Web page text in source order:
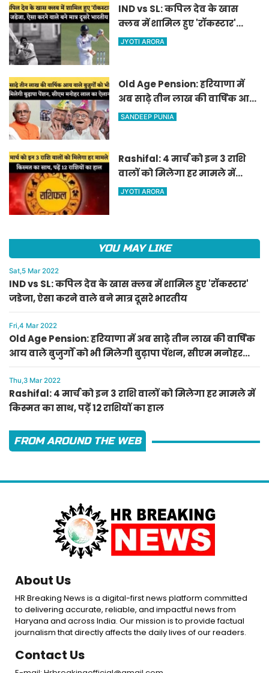
IND vs SL: कपिल देव के खास
क्लब में शामिल हुए 'रॉकस्टार'
जडेजा, ऐसा करने वाले बने मात्र
JYOTI ARORA
Old Age Pension: हरियाणा में
अब साढ़े तीन लाख की वार्षिक आय
वाले बुजुर्गों को भी मिलेगी बुढ़ापा
SANDEEP PUNIA
Rashifal: 4 मार्च को इन 3 राशि
वालों को मिलेगा हर मामले में
किस्मत का साथ, पढ़ें 12 राशियों का
JYOTI ARORA
YOU MAY LIKE
Sat,5 Mar 2022
IND vs SL: कपिल देव के खास क्लब में शामिल हुए 'रॉकस्टार'
जडेजा, ऐसा करने वाले बने मात्र दूसरे भारतीय
Fri,4 Mar 2022
Old Age Pension: हरियाणा में अब साढ़े तीन लाख की वार्षिक
आय वाले बुजुर्गों को भी मिलेगी बुढ़ापा पेंशन, सीएम मनोहर
लाल का ऐलान
Thu,3 Mar 2022
Rashifal: 4 मार्च को इन 3 राशि वालों को मिलेगा हर मामले में
किस्मत का साथ, पढ़ें 12 राशियों का हाल
FROM AROUND THE WEB
About Us
HR Breaking News is a digital-first news platform committed
to delivering accurate, reliable, and impactful news from
Haryana and across India. Our mission is to provide factual
journalism that directly affects the daily lives of our readers.
Contact Us